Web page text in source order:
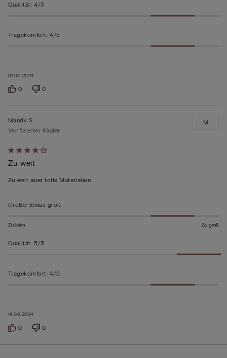
01.09.2024
Qualität: 4/5
Tragekomfort: 4/5
0 0
Mit
4
von
bewertet
14.06.2024
Mandy S
Verifizierter Käufer
Zu weit
Zu weit aber tolle Materialien
M
Größe: Etwas groß
Zu klein Zu groß
Qualität: 5/5
Tragekomfort: 4/5
0 0